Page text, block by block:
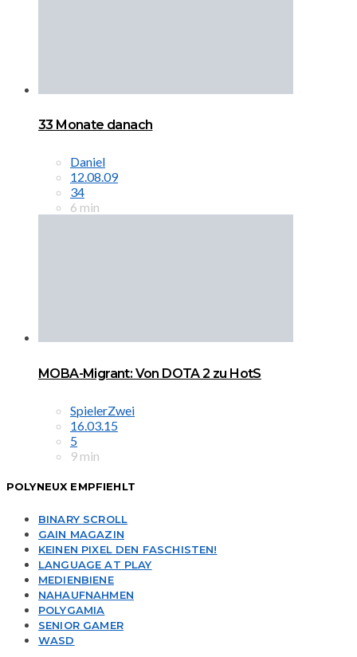
33 Monate danach
Daniel
12.08.09
34
6 min
MOBA-Migrant: Von DOTA 2 zu HotS
SpielerZwei
16.03.15
5
9 min
POLYNEUX EMPFIEHLT
BINARY SCROLL
GAIN MAGAZIN
KEINEN PIXEL DEN FASCHISTEN!
LANGUAGE AT PLAY
MEDIENBIENE
NAHAUFNAHMEN
POLYGAMIA
SENIOR GAMER
WASD